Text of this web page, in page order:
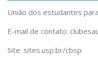
União dos estudantes
E-mail de contato:
Site: sites.usp.br/cbsp